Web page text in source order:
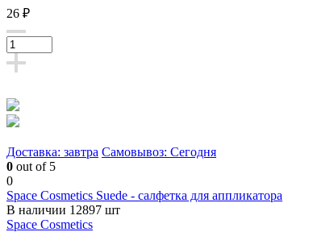
26 ₽
Доставка: завтра Самовывоз: Сегодня
0 out of 5
0
Space Cosmetics Suede - салфетка для аппликатора
В наличии 12897 шт
Space Cosmetics